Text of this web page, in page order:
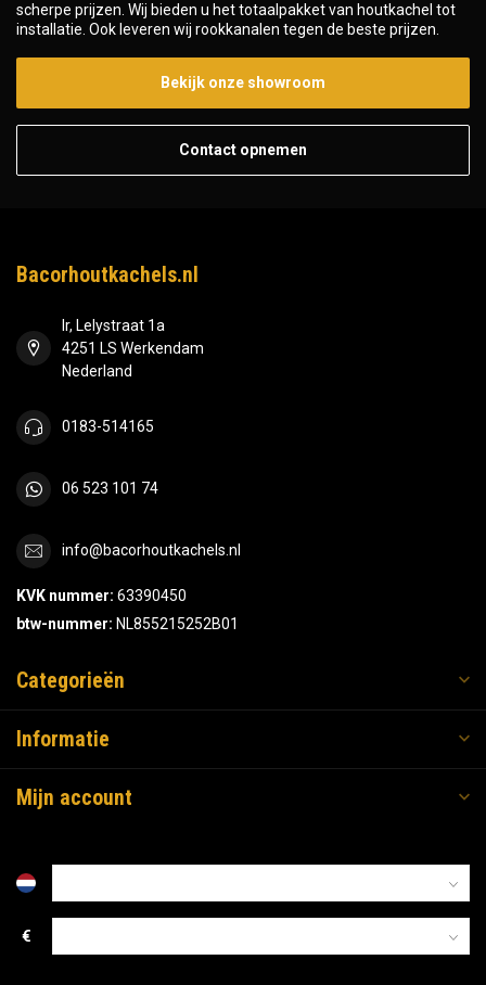
scherpe prijzen. Wij bieden u het totaalpakket van houtkachel tot
installatie. Ook leveren wij rookkanalen tegen de beste prijzen.
Bekijk onze showroom
Contact opnemen
Bacorhoutkachels.nl
Ir, Lelystraat 1a
4251 LS Werkendam
Nederland
0183-514165
06 523 101 74
info@bacorhoutkachels.nl
KVK nummer: 63390450
btw-nummer: NL855215252B01
Categorieën
Informatie
Mijn account
€